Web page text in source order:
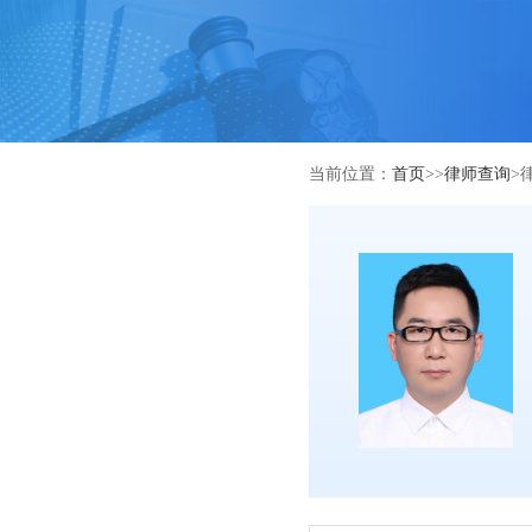
当前位置： 首页>>律师查询>